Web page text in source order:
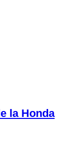
la Honda